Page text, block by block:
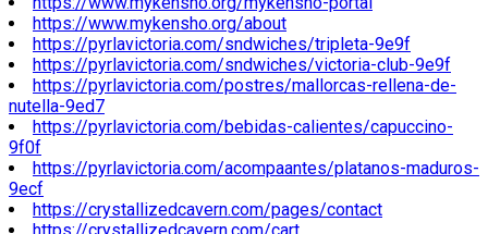
https://www.mykensho.org/about
https://pyrlavictoria.com/sndwiches/tripleta-9e9f
https://pyrlavictoria.com/sndwiches/victoria-club-9e9f
https://pyrlavictoria.com/postres/mallorcas-rellena-de-
nutella-9ed7
https://pyrlavictoria.com/bebidas-calientes/capuccino-
9f0f
https://pyrlavictoria.com/acompaantes/platanos-maduros-
9ecf
https://crystallizedcavern.com/pages/contact